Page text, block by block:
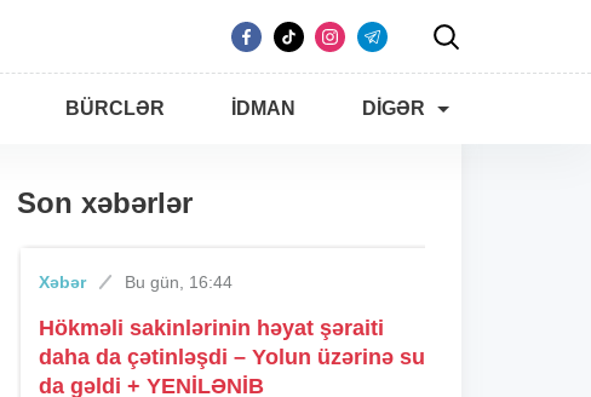
BÜRCLƏR İDMAN DIGƏR
Son xəbərlər
Xəbər Bu gün, 16:44
Hökməli sakinlərinin həyat şəraiti
daha da çətinləşdi – Yolun üzərinə su
da gəldi + YENİLƏNİB